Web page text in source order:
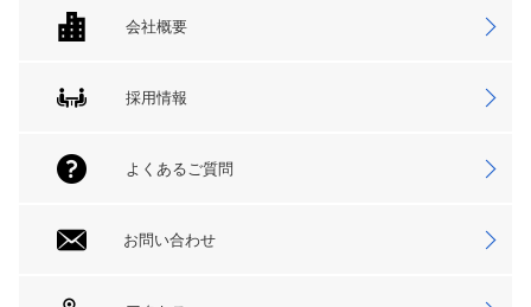
会社概要
採用情報
よくあるご質問
お問い合わせ